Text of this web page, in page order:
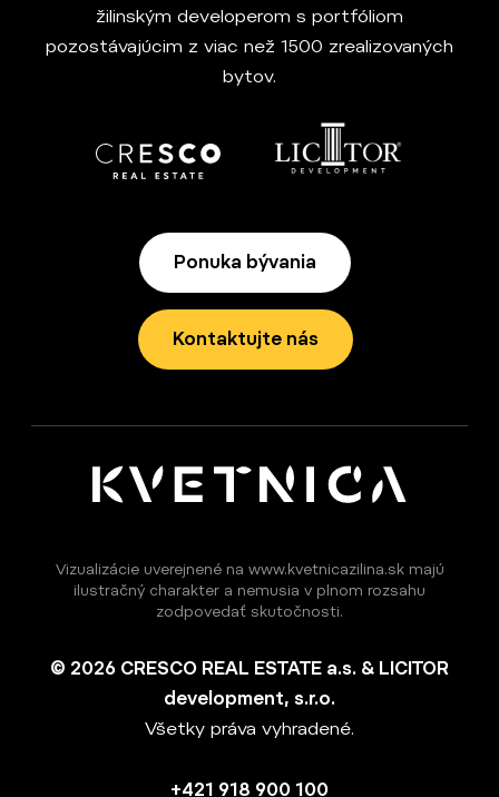
žilinským developerom s portfóliom
pozostávajúcim z viac než 1500 zrealizovaných
bytov.
Ponuka bývania
Kontaktujte nás
Vizualizácie uverejnené na www.kvetnicazilina.sk majú
ilustračný charakter a nemusia v plnom rozsahu
zodpovedať skutočnosti.
© 2026 CRESCO REAL ESTATE a.s. & LICITOR
development, s.r.o.
Všetky práva vyhradené.
+421 918 900 100